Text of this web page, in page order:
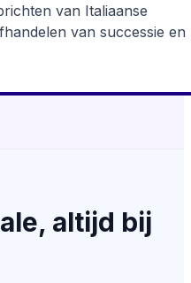
van Italiaanse
van successie en
altijd bij